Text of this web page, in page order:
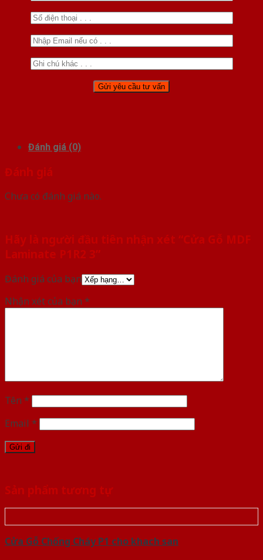
Đánh giá (0)
Đánh giá
Chưa có đánh giá nào.
Hãy là người đầu tiên nhận xét “Cửa Gỗ MDF
Laminate P1R2 3”
Đánh giá của bạn
Nhận xét của bạn *
Tên *
Email *
Sản phẩm tương tự
Cửa Gỗ Chống Cháy P1 cho khach san